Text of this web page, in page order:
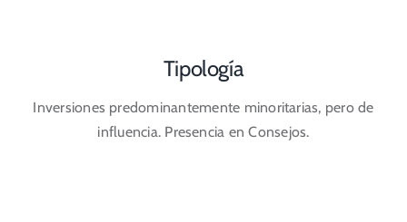
Tipología
Inversiones predominantemente minoritarias, pero de
influencia. Presencia en Consejos.